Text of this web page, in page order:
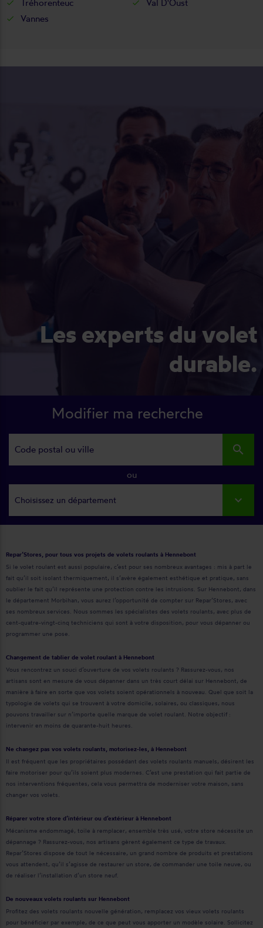
Tréhorenteuc
Val D'Oust
Vannes
Les experts du volet
durable.
Modifier ma recherche
search
ou
Choisissez un département
Repar’Stores, pour tous vos projets de volets roulants à Hennebont
Si le volet roulant est aussi populaire, c’est pour ses nombreux avantages : mis à part le
fait qu’il soit isolant thermiquement, il s’avère également esthétique et pratique, sans
oublier le fait qu’il représente une protection contre les intrusions. Sur Hennebont, dans
le département Morbihan, vous aurez l’opportunité de compter sur Repar’Stores, avec
ses nombreux services. Nous sommes les spécialistes des volets roulants, avec plus de
cent-quatre-vingt-cinq techniciens qui sont à votre disposition, pour vous dépanner ou
programmer une pose.
Changement de tablier de volet roulant à Hennebont
Vous rencontrez un souci d’ouverture de vos volets roulants ? Rassurez-vous, nos
artisans sont en mesure de vous dépanner dans un très court délai sur Hennebont, de
manière à faire en sorte que vos volets soient opérationnels à nouveau. Quel que soit la
typologie de volets qui se trouvent à votre domicile, solaires, ou classiques, nous
pouvons travailler sur n’importe quelle marque de volet roulant. Notre objectif :
intervenir en moins de quarante-huit heures.
Ne changez pas vos volets roulants, motorisez-les, à Hennebont
Il est fréquent que les propriétaires possédant des volets roulants manuels, désirent les
faire motoriser pour qu’ils soient plus modernes. C’est une prestation qui fait partie de
nos interventions fréquentes, cela vous permettra de moderniser votre maison, sans
changer vos volets.
Réparer votre store d’intérieur ou d’extérieur à Hennebont
Mécanisme endommagé, toile à remplacer, ensemble très usé, votre store nécessite un
dépannage ? Rassurez-vous, nos artisans gèrent également ce type de travaux.
Repar’Stores dispose de tout le nécessaire, un grand nombre de produits et prestations
vous attendent, qu’il s’agisse de restaurer un store, de commander une toile neuve, ou
de réaliser l’installation d’un store neuf.
De nouveaux volets roulants sur Hennebont
Profitez des volets roulants nouvelle génération, remplacez vos vieux volets roulants
pour bénéficier par exemple, de ce que peut vous apporter un modèle solaire. Sollicitez